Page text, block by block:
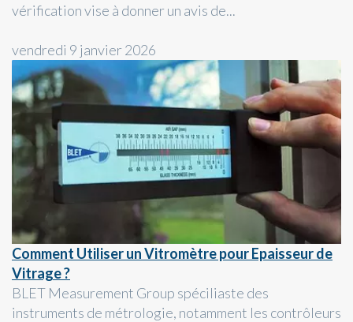
vérification vise à donner un avis de...
vendredi 9 janvier 2026
Comment Utiliser un Vitromètre pour Epaisseur de
Vitrage ?
BLET Measurement Group spéciliaste des
instruments de métrologie, notamment les contrôleurs